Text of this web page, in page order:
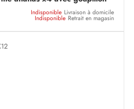
Indisponible Livraison à domicile
Indisponible Retrait en magasin